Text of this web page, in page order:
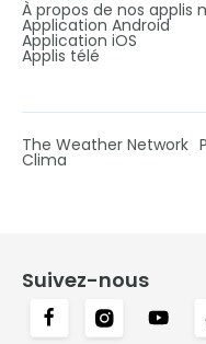
À propos de nos applis
Application Android
Application iOS
Applis télé
The Weather Network
Clima
Suivez-nous